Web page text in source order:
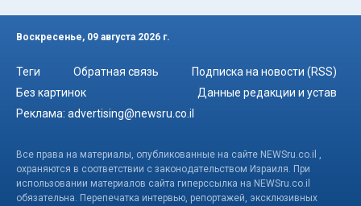
Воскресенье, 09 августа 2026 г.
Теги Обратная связь
Подписка на новости (RSS)
Без картинок
Данные редакции и устав
Реклама: advertising@newsru.co.il
Все права на материалы, опубликованные на сайте NEWSru.co.il ,
охраняются в соответствии с законодательством Израиля. При
использовании материалов сайта гиперссылка на NEWSru.co.il
обязательна. Перепечатка интервью, репортажей, эксклюзивных